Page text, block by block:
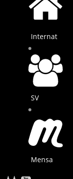
Internat
SV
Mensa